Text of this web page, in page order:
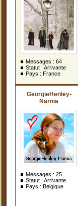
Messages : 64
Statut : Arrivante
Pays : France
GeorgieHenley-
Narnia
Messages : 25
Statut : Arrivante
Pays : Belgique